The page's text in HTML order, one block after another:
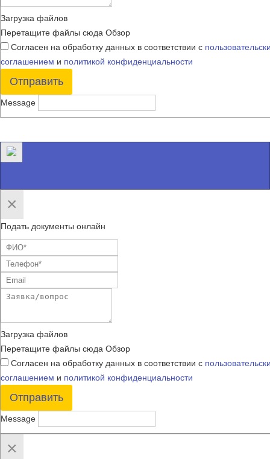
Загрузка файлов
Перетащите файлы сюда Обзор
Согласен на обработку данных в соответствии с
соглашением и политикой конфиденциальности
Отправить
Message
×
Подать документы онлайн
Загрузка файлов
Перетащите файлы сюда Обзор
Согласен на обработку данных в соответствии с
соглашением и политикой конфиденциальности
Отправить
Message
×